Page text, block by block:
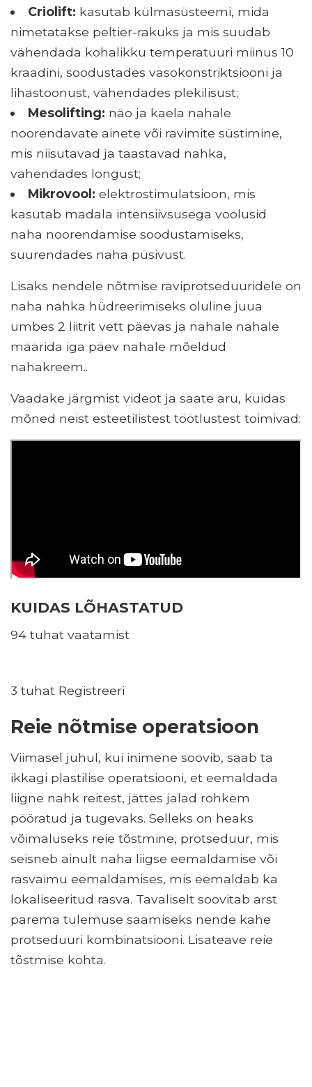
Criolift: kasutab külmasüsteemi, mida
nimetatakse peltier-rakuks ja mis suudab
vähendada kohalikku temperatuuri miinus 10
kraadini, soodustades vasokonstriktsiooni ja
lihastoonust, vähendades plekilisust;
Mesolifting: näo ja kaela nahale
noorendavate ainete või ravimite süstimine,
mis niisutavad ja taastavad nahka,
vähendades longust;
Mikrovool: elektrostimulatsioon, mis
kasutab madala intensiivsusega voolusid
naha noorendamise soodustamiseks,
suurendades naha püsivust.
Lisaks nendele nõtmise raviprotseduuridele on
naha nahka hüdreerimiseks oluline juua
umbes 2 liitrit vett päevas ja nahale nahale
määrida iga päev nahale mõeldud
nahakreem..
Vaadake järgmist videot ja saate aru, kuidas
mõned neist esteetilistest töötlustest toimivad:
KUIDAS LÕHASTATUD
94 tuhat vaatamist
3 tuhat Registreeri
Reie nõtmise operatsioon
Viimasel juhul, kui inimene soovib, saab ta
ikkagi plastilise operatsiooni, et eemaldada
liigne nahk reitest, jättes jalad rohkem
pööratud ja tugevaks. Selleks on heaks
võimaluseks reie tõstmine, protseduur, mis
seisneb ainult naha liigse eemaldamise või
rasvaimu eemaldamises, mis eemaldab ka
lokaliseeritud rasva. Tavaliselt soovitab arst
parema tulemuse saamiseks nende kahe
protseduuri kombinatsiooni. Lisateave reie
tõstmise kohta.